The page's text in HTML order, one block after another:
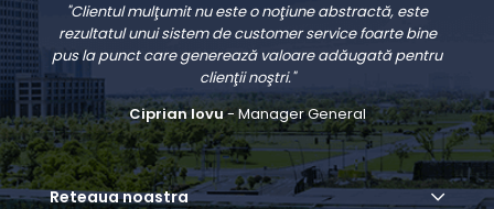
"Clientul mulţumit nu este o noţiune abstractă, este
rezultatul unui sistem de customer service foarte bine
pus la punct care generează valoare adăugată pentru
clienţii noştri."
Ciprian Iovu- Manager General
Reteaua noastra